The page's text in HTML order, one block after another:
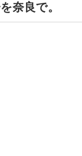
奈良で。